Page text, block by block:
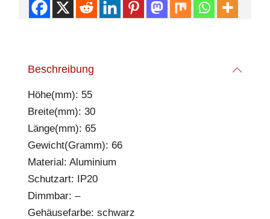
Beschreibung
Höhe(mm): 55
Breite(mm): 30
Länge(mm): 65
Gewicht(Gramm): 66
Material: Aluminium
Schutzart: IP20
Dimmbar: –
Gehäusefarbe: schwarz